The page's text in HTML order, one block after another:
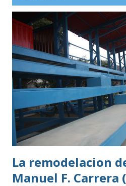
La remodelacion
Manuel F. Carrera